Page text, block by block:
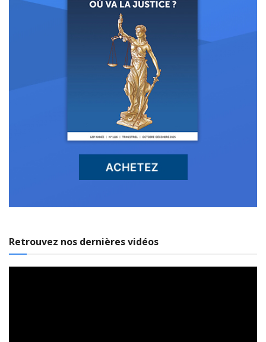
Retrouvez nos dernières vidéos